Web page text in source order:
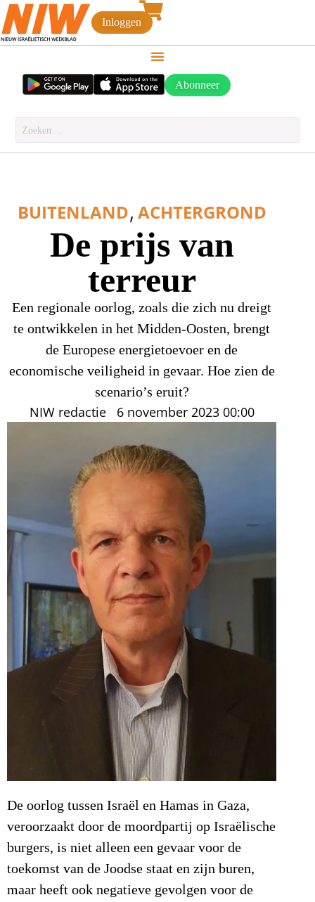
Inloggen
Abonneer
BUITENLAND, ACHTERGROND
De prijs van
terreur
Een regionale oorlog, zoals die zich nu dreigt
te ontwikkelen in het Midden-Oosten, brengt
de Europese energietoevoer en de
economische veiligheid in gevaar. Hoe zien de
scenario’s eruit?
NIW redactie 6 november 2023 00:00
De oorlog tussen Israël en Hamas in Gaza,
veroorzaakt door de moordpartij op Israëlische
burgers, is niet alleen een gevaar voor de
toekomst van de Joodse staat en zijn buren,
maar heeft ook negatieve gevolgen voor de